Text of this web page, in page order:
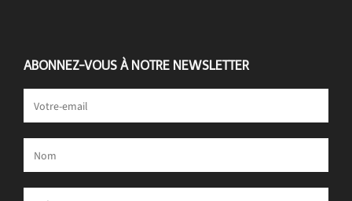
ABONNEZ-VOUS À NOTRE NEWSLETTER